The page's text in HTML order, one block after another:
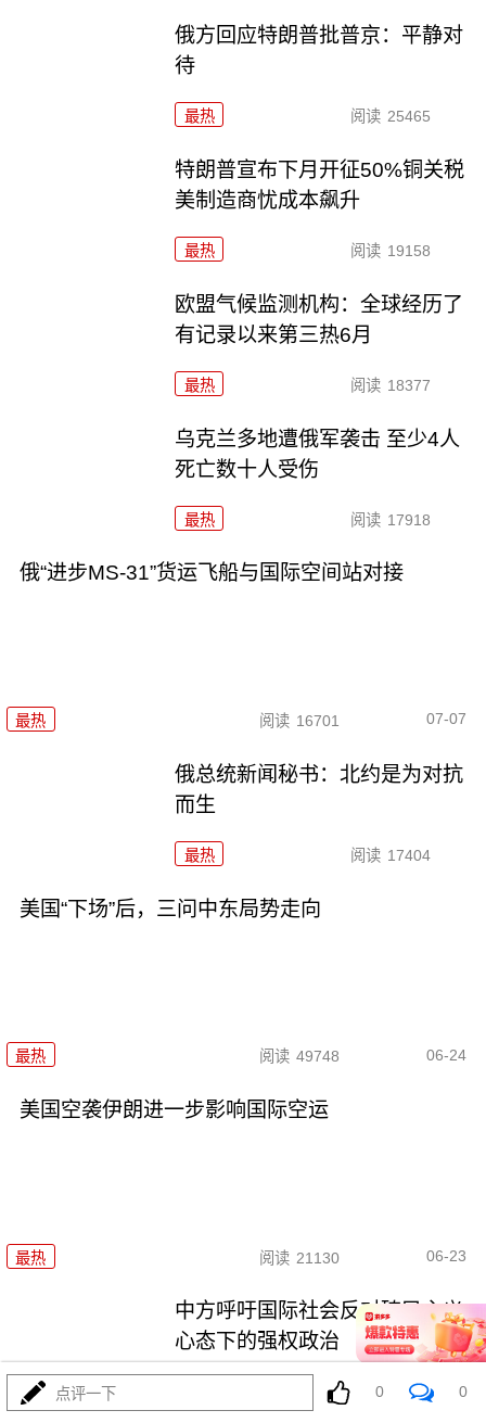
俄方回应特朗普批普京：平静对
待
最热 阅读 25465
特朗普宣布下月开征50%铜关税
美制造商忧成本飙升
最热 阅读 19158
欧盟气候监测机构：全球经历了
有记录以来第三热6月
最热 阅读 18377
乌克兰多地遭俄军袭击 至少4人
死亡数十人受伤
最热 阅读 17918
俄“进步MS-31”货运飞船与国际空间站对接
最热 阅读 16701 07-07
俄总统新闻秘书：北约是为对抗
而生
最热 阅读 17404
美国“下场”后，三问中东局势走向
最热 阅读 49748 06-24
美国空袭伊朗进一步影响国际空运
最热 阅读 21130 06-23
中方呼吁国际社会反对殖民主义
心态下的强权政治
阅读 18683
点评一下 0 0